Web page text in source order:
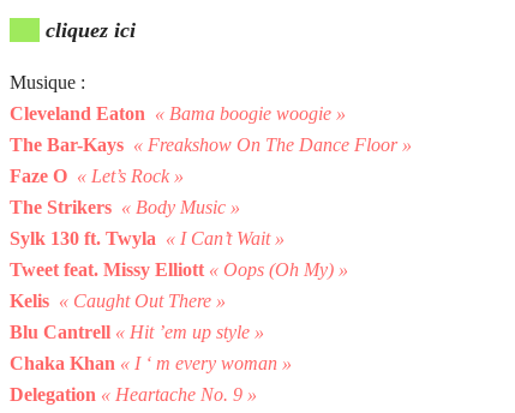
cliquez ici
Musique :
Cleveland Eaton « Bama boogie woogie »
The Bar-Kays « Freakshow On The Dance Floor »
Faze O « Let’s Rock »
The Strikers « Body Music »
Sylk 130 ft. Twyla « I Can’t Wait »
Tweet feat. Missy Elliott « Oops (Oh My) »
Kelis « Caught Out There »
Blu Cantrell « Hit ’em up style »
Chaka Khan « I ‘ m every woman »
Delegation « Heartache No. 9 »